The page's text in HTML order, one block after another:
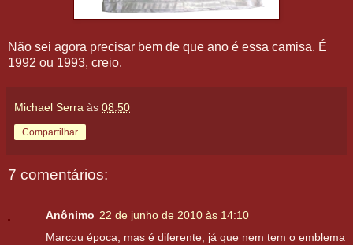
Não sei agora precisar bem de que ano é essa camisa. É
1992 ou 1993, creio.
Michael Serra às 08:50
Compartilhar
7 comentários:
Anônimo 22 de junho de 2010 às 14:10
Marcou época, mas é diferente, já que nem tem o emblema